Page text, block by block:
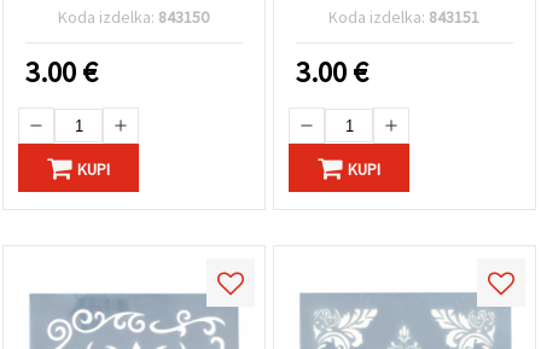
Koda izdelka: 843150
3.00€
KUPI
Koda izdelka: 843151
3.00€
KUPI